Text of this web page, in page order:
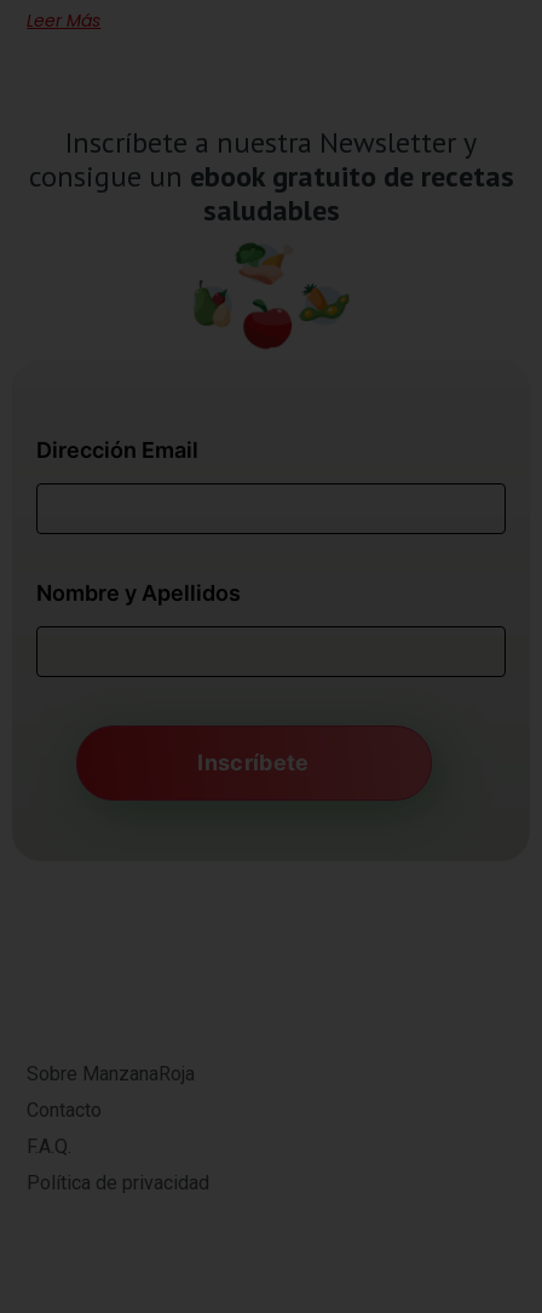
Leer Más
Inscríbete a nuestra Newsletter y
consigue un ebook gratuito de recetas
saludables
Dirección Email
Nombre y Apellidos
Sobre ManzanaRoja
Contacto
F.A.Q.
Política de privacidad